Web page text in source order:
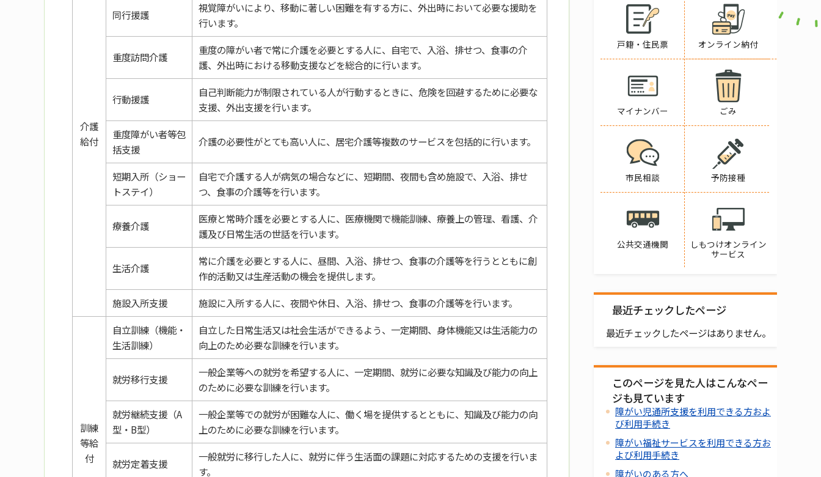
介護
給付
同行援護
視覚障がいにより、移動に著しい困難を有する方に、外出時において必要な援助を
行います。
重度訪問介護
重度の障がい者で常に介護を必要とする人に、自宅で、入浴、排せつ、食事の介
護、外出時における移動支援などを総合的に行います。
行動援護
自己判断能力が制限されている人が行動するときに、危険を回避するために必要な
支援、外出支援を行います。
重度障がい者等包
括支援
介護の必要性がとても高い人に、居宅介護等複数のサービスを包括的に行います。
短期入所（ショー
トステイ）
自宅で介護する人が病気の場合などに、短期間、夜間も含め施設で、入浴、排せ
つ、食事の介護等を行います。
療養介護
医療と常時介護を必要とする人に、医療機関で機能訓練、療養上の管理、看護、介
護及び日常生活の世話を行います。
生活介護
常に介護を必要とする人に、昼間、入浴、排せつ、食事の介護等を行うとともに創
作的活動又は生産活動の機会を提供します。
施設入所支援
施設に入所する人に、夜間や休日、入浴、排せつ、食事の介護等を行います。
訓練
等給
付
自立訓練（機能・
生活訓練）
自立した日常生活又は社会生活ができるよう、一定期間、身体機能又は生活能力の
向上のため必要な訓練を行います。
就労移行支援
一般企業等への就労を希望する人に、一定期間、就労に必要な知識及び能力の向上
のために必要な訓練を行います。
就労継続支援（A
型・B型）
一般企業等での就労が困難な人に、働く場を提供するとともに、知識及び能力の向
上のために必要な訓練を行います。
就労定着支援
一般就労に移行した人に、就労に伴う生活面の課題に対応するための支援を行いま
す。
戸籍・住民票 オンライン納付
マイナンバー ごみ
市民相談 予防接種
公共交通機関
しもつけオンライン
サービス
最近チェックしたページ
最近チェックしたページはありません。
このページを見た人はこんなペー
ジも見ています
障がい児通所支援を利用できる方およ
び利用手続き
障がい福祉サービスを利用できる方お
よび利用手続き
障がいのある方へ